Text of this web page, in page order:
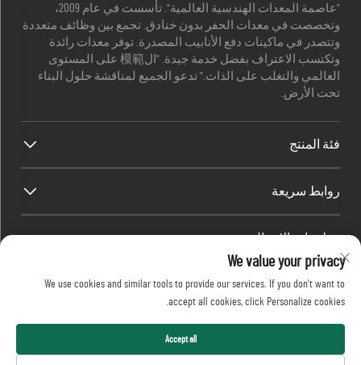
"عاصمة المعدات الهندسية العالمية". تأسست في عام 2009،
وتخصصت في معدات الحفر بدون خنادق. تجمع بين وظائف متعددة
وتتصدر في ماكينات دفع الأنابيب المصدرة. توفر معدات رائدة
وتكتسب الاعتراف بفضل خدمة جيدة. "ال模範 على المستوى
العالمي والتغلب على الذات." تدعو الجميع لمناقشة حلول البناء
تحت الأرض.
فئة المنتج
روابط سريعة
معلومات الاتصال
Office add : رقم 688، حديقة صناعة شابينغ، منطقة كايفو، مدينة
تشانغشا، مقاطعة هونان، الصين.
البريد الإلكتروني:[email protected]
حقوق النشر © 2026 شركة Realtop للصناعات الثقيلة المحدودة.
جميع الحقوق محفوظة.
We value your privacy
We use cookies and similar tools to provide our services. If you don't want to
accept all cookies, click Personalize cookies.
Accept all